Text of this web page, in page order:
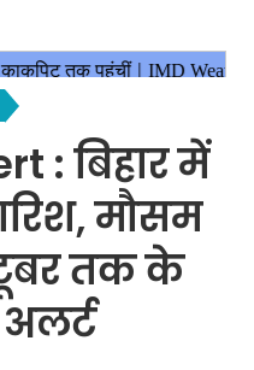
: बिहार में
मौसम
तक के